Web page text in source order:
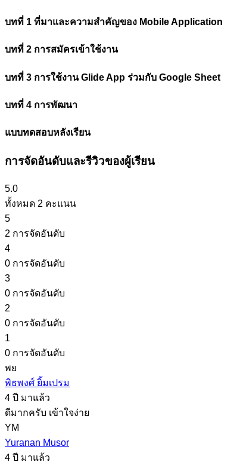
บทที่ 1 ที่มาและความสำคัญของ Mobile Application
บทที่ 2 การสมัครเข้าใช้งาน
บทที่ 3 การใช้งาน Glide App ร่วมกับ Google Sheet
บทที่ 4 การพัฒนา
แบบทดสอบหลังเรียน
การจัดอันดับและรีวิวของผู้เรียน
5.0
ทั้งหมด 2 คะแนน
5
2 การจัดอันดับ
4
0 การจัดอันดับ
3
0 การจัดอันดับ
2
0 การจัดอันดับ
1
0 การจัดอันดับ
พย
พิธพงศ์ ยิ้มเปรม
4 ปี มาแล้ว
ดีมากครับ เข้าใจง่าย
YM
Yuranan Musor
4 ปี มาแล้ว